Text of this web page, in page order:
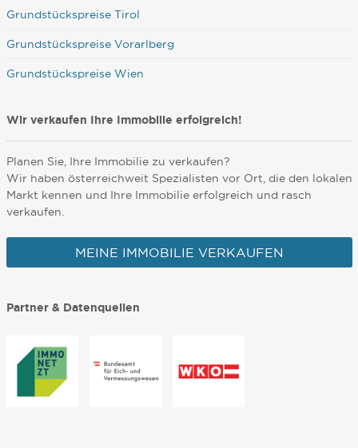
Grundstückspreise Tirol
Grundstückspreise Vorarlberg
Grundstückspreise Wien
Wir verkaufen Ihre Immobilie erfolgreich!
Planen Sie, Ihre Immobilie zu verkaufen?
Wir haben österreichweit Spezialisten vor Ort, die den lokalen
Markt kennen und Ihre Immobilie erfolgreich und rasch
verkaufen.
MEINE IMMOBILIE VERKAUFEN
Partner & Datenquellen